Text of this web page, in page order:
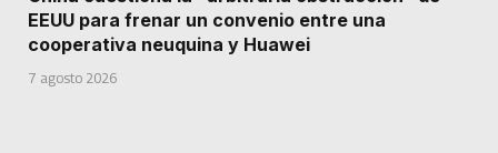
EEUU para frenar un convenio entre una
cooperativa neuquina y Huawei
7 agosto 2026